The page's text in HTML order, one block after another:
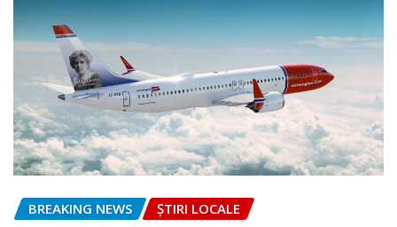
BREAKING NEWS ȘTIRI LOCALE